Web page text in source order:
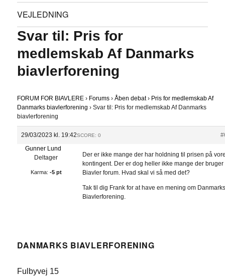
VEJLEDNING
Svar til: Pris for
medlemskab Af Danmarks
biavlerforening
FORUM FOR BIAVLERE › Forums › Åben debat › Pris for medlemskab Af
Danmarks biavlerforening › Svar til: Pris for medlemskab Af Danmarks
biavlerforening
29/03/2023 kl. 19:42SCORE: 0
Gunner Lund
Deltager
Karma: -5 pt
Der er ikke mange der har holdning til prisen på
kontingent. Der er dog heller ikke mange der bruger
Biavler forum. Hvad skal vi så med det?
Tak til dig Frank for at have en mening om
Biavlerforening.
DANMARKS BIAVLERFORENING
Fulbyvej 15